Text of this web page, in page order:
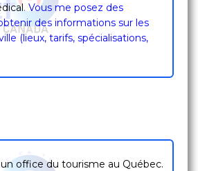
. Vous me posez des
des informations sur les
(lieux, tarifs, spécialisations,
office du tourisme au Québec.